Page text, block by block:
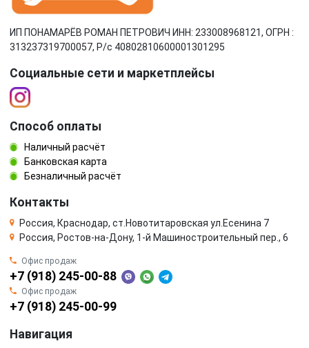
ИП ПОНАМАРЁВ РОМАН ПЕТРОВИЧ ИНН: 233008968121, ОГРН :
313237319700057, Р/c 40802810600001301295
Социальные сети и маркетплейсы
Способ оплаты
Наличный расчёт
Банковская карта
Безналичный расчёт
Контакты
Россия, Краснодар, ст.Новотитаровская ул.Есенина 7
Россия, Ростов-на-Дону, 1-й Машиностроительный пер., 6
Офис продаж
+7 (918) 245-00-88
Офис продаж
+7 (918) 245-00-99
Навигация